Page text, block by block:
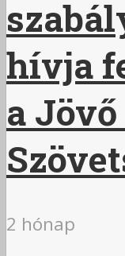
hívja
a
2 hónap